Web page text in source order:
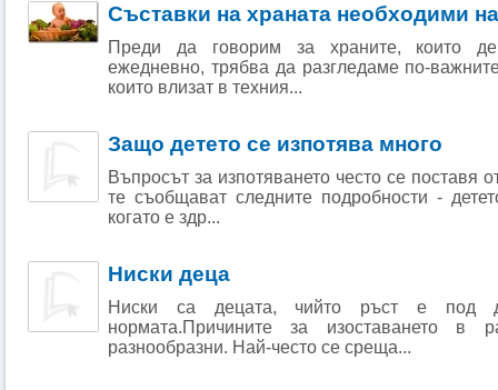
Съставки на храната необходими
Преди да говорим за храните, които
ежедневно, трябва да разгледаме по-
които влизат в техния...
Защо детето се изпотява много
Въпросът за изпотяването често се поставя
те съобщават следните подробности -
когато е здр...
Ниски деца
Ниски са децата, чийто ръст е под
нормата.Причините за изоставането в
разнообразни. Най-често се среща...